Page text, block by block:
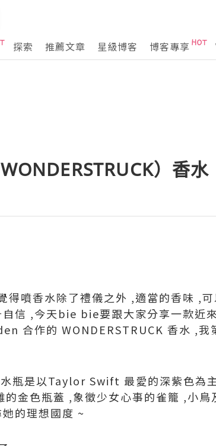
探索 推薦文章 星級博客 博客專享
）香水
噴香水除了禮儀之外 ,適當的香味 ,
自信 ,今天bie bie要跟大家分享一款近
合作的 WONDERSTRUCK 香水 ,我
瓶是以Taylor Swift 最愛的深紫色為
的金色瓶蓋 ,象徵少女心事的雀籠 ,小
的理想國度 ~